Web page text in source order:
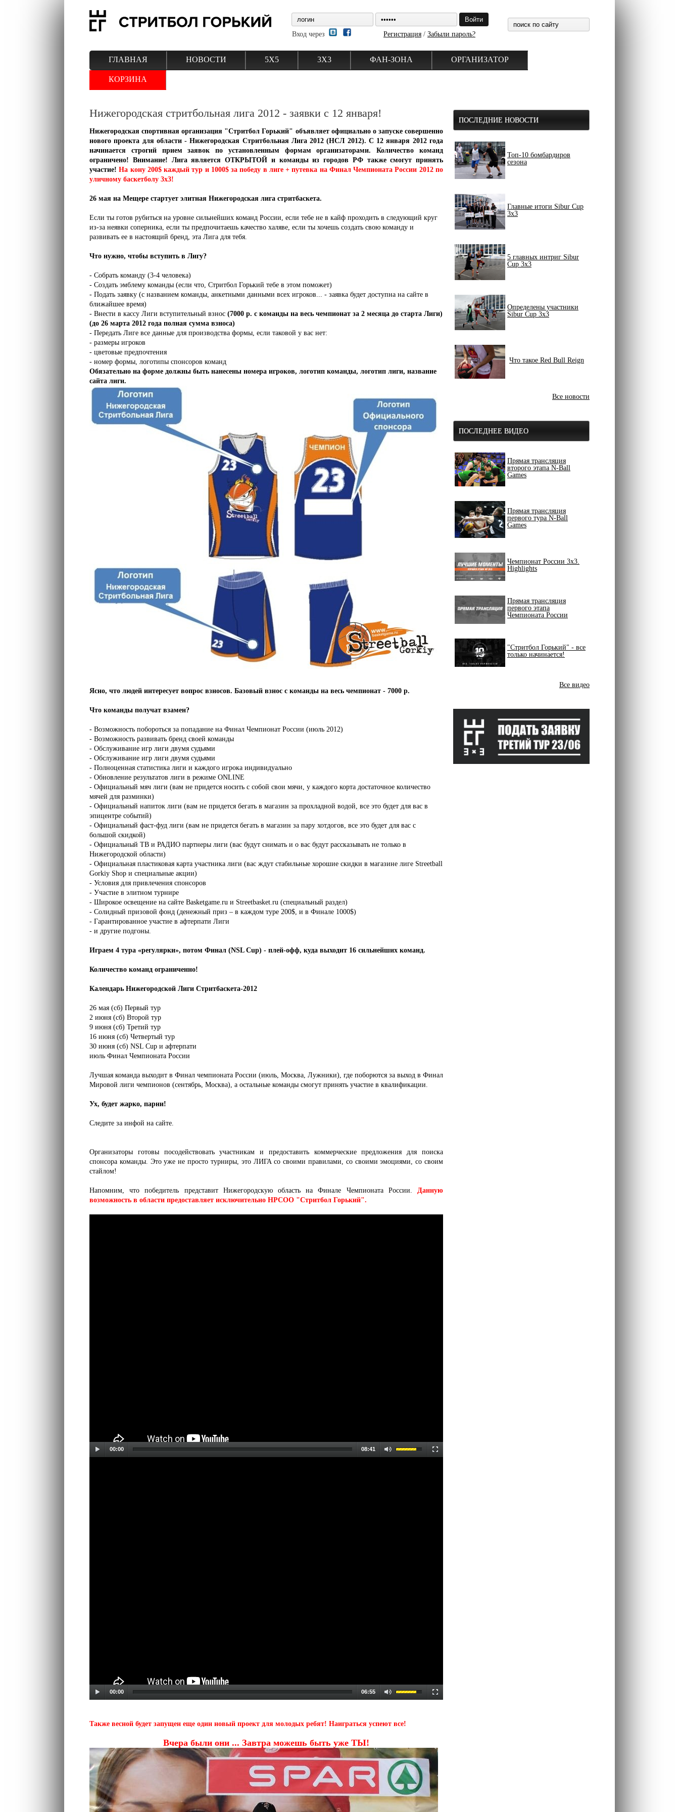
Вход через Регистрация / Забыли пароль?
ГЛАВНАЯ НОВОСТИ 5Х5 3Х3 ФАН-ЗОНА ОРГАНИЗАТОР
КОРЗИНА
Нижегородская стритбольная лига 2012 - заявки с 12 января!
Нижегородская спортивная организация "Стритбол Горький" объявляет официально о запуске совершенно
нового проекта для области - Нижегородская Стритбольная Лига 2012 (НСЛ 2012). С 12 января 2012 года
начинается строгий прием заявок по установленным формам организаторами. Количество команд
ограничено! Внимание! Лига является ОТКРЫТОЙ и команды из городов РФ также смогут принять
участие!На кону 200$ каждый тур и 1000$ за победу в лиге + путевка на Финал Чемпионата России 2012 по
уличному баскетболу 3х3!
26 мая на Мещере стартует элитная Нижегородская лига стритбаскета.
Если ты готов рубиться на уровне сильнейших команд России, если тебе не в кайф проходить в следующий круг
из-за неявки соперника, если ты предпочитаешь качество халяве, если ты хочешь создать свою команду и
развивать ее в настоящий бренд, эта Лига для тебя.
Что нужно, чтобы вступить в Лигу?
- Собрать команду (3-4 человека)
- Создать эмблему команды (если что, Стритбол Горький тебе в этом поможет)
- Подать заявку (с названием команды, анкетными данными всех игроков... - заявка будет доступна на сайте в
ближайшее время)
- Внести в кассу Лиги вступительный взнос (7000 р. с команды на весь чемпионат за 2 месяца до старта Лиги)
(до 26 марта 2012 года полная сумма взноса)
- Передать Лиге все данные для производства формы, если таковой у вас нет:
- размеры игроков
- цветовые предпочтения
- номер формы, логотипы спонсоров команд
Обязательно на форме должны быть нанесены номера игроков, логотип команды, логотип лиги, название
сайта лиги.
Ясно, что людей интересует вопрос взносов. Базовый взнос с команды на весь чемпионат - 7000 р.
Что команды получат взамен?
- Возможность побороться за попадание на Финал Чемпионат России (июль 2012)
- Возможность развивать бренд своей команды
- Обслуживание игр лиги двумя судьями
- Обслуживание игр лиги двумя судьями
- Полноценная статистика лиги и каждого игрока индивидуально
- Обновление результатов лиги в режиме ONLINE
- Официальный мяч лиги (вам не придется носить с собой свои мячи, у каждого корта достаточное количество
мячей для разминки)
- Официальный напиток лиги (вам не придется бегать в магазин за прохладной водой, все это будет для вас в
эпицентре событий)
- Официальный фаст-фуд лиги (вам не придется бегать в магазин за пару хотдогов, все это будет для вас с
большой скидкой)
- Официальный ТВ и РАДИО партнеры лиги (вас будут снимать и о вас будут рассказывать не только в
Нижегородской области)
- Официальная пластиковая карта участника лиги (вас ждут стабильные хорошие скидки в магазине лиге Streetball
Gorkiy Shop и специальные акции)
- Условия для привлечения спонсоров
- Участие в элитном турнире
- Широкое освещение на сайте Basketgame.ru и Streetbasket.ru (специальный раздел)
- Солидный призовой фонд (денежный приз – в каждом туре 200$, и в Финале 1000$)
- Гарантированное участие в афтерпати Лиги
- и другие подгоны.
Играем 4 тура «регулярки», потом Финал (NSL Cup) - плей-офф, куда выходит 16 сильнейших команд.
Количество команд ограниченно!
Календарь Нижегородской Лиги Стритбаскета-2012
26 мая (сб) Первый тур
2 июня (сб) Второй тур
9 июня (сб) Третий тур
16 июня (сб) Четвертый тур
30 июня (сб) NSL Cup и афтерпати
июль Финал Чемпионата России
Лучшая команда выходит в Финал чемпионата России (июль, Москва, Лужники), где поборются за выход в Финал
Мировой лиги чемпионов (сентябрь, Москва), а остальные команды смогут принять участие в квалификации.
Ух, будет жарко, парни!
Следите за инфой на сайте.
Организаторы готовы посодействовать участникам и предоставить коммерческие предложения для поиска
спонсора команды. Это уже не просто турниры, это ЛИГА со своими правилами, со своими эмоциями, со своим
стайлом!
Напомним, что победитель представит Нижегородскую область на Финале Чемпионата России. Данную
возможность в области предоставляет исключительно НРСОО "Стритбол Горький".
00:00 08:41
00:00 06:55
Также весной будет запущен еще один новый проект для молодых ребят! Наиграться успеют все!
Вчера были они ... Завтра можешь быть уже ТЫ!
ПОСЛЕДНИЕ НОВОСТИ
Топ-10 бомбардиров
сезона
Главные итоги Sibur Cup
3x3
5 главных интриг Sibur
Cup 3x3
Определены участники
Sibur Cup 3x3
Что такое Red Bull Reign
Все новости
ПОСЛЕДНЕЕ ВИДЕО
Прямая трансляция
второго этапа N-Ball
Games
Прямая трансляция
первого тура N-Ball
Games
Чемпионат России 3х3.
Highlights
Прямая трансляция
первого этапа
Чемпионата России
"Стритбол Горький" - все
только начинается!
Все видео